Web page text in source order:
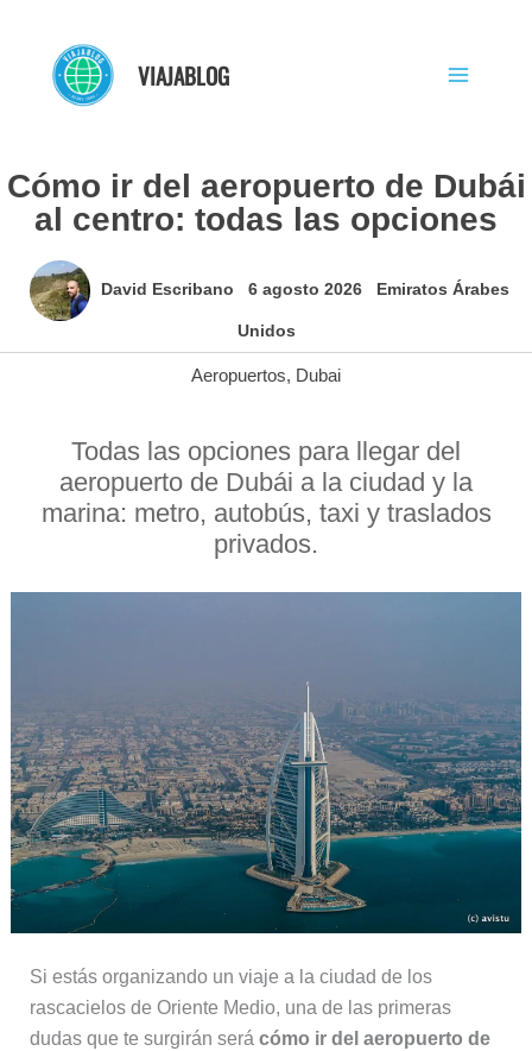
contenido
VIAJABLOG
Cómo ir del aeropuerto de Dubái
al centro: todas las opciones
David Escribano 6 agosto 2026 Emiratos Árabes
Unidos
Aeropuertos, Dubai
Todas las opciones para llegar del
aeropuerto de Dubái a la ciudad y la
marina: metro, autobús, taxi y traslados
privados.
Si estás organizando un viaje a la ciudad de los
rascacielos de Oriente Medio, una de las primeras
dudas que te surgirán será cómo ir del aeropuerto de